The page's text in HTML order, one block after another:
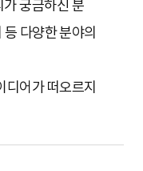
궁금하신 분
다양한 분야의
디어가 떠오르지